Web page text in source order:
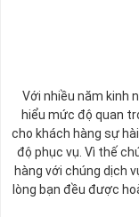
Theo quan niệm
Số 2 tượng trưng cho
trời. Sự cân bằng này
nhiều may mắn trong
Số 2 còn biểu trưng
mọi vấn đề. Số 2 giúp
Với nhiều năm kinh
hiểu mức độ quan
cho khách hàng sự
độ phục vụ. Vì thế
hàng với chúng dịch
lòng bạn đều được